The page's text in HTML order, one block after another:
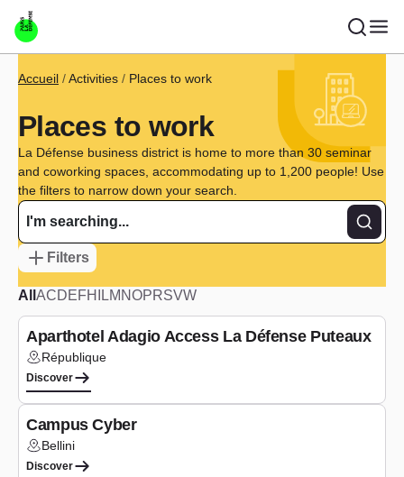
Skip to main content
Breadcrumb
Accueil Activities Places to work
Places to work
La Défense business district is home to more than 30 seminar
and coworking spaces, accommodating up to 1,200 people! Use
the filters to narrow down your search.
Filters
All ACDEFH LM NOPRSVW
Aparthotel Adagio Access La Défense Puteaux
Lieu :République
Discover
Campus Cyber
Lieu :Bellini
Discover